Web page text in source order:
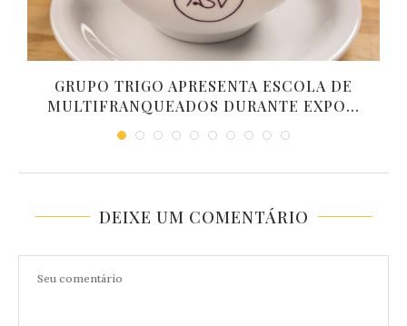
GRUPO TRIGO APRESENTA ESCOLA DE
MULTIFRANQUEADOS DURANTE EXPO...
DEIXE UM COMENTÁRIO